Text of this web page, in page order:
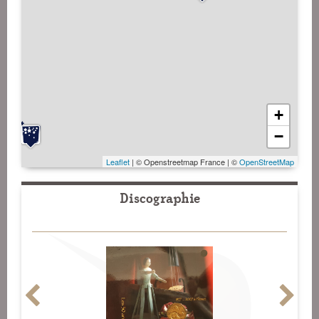
+
−
Leaflet | © Openstreetmap France | ©OpenStreetMap
Discographie